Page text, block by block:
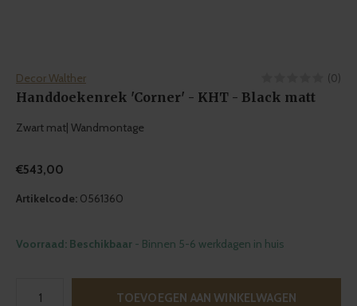
Decor Walther (0)
Handdoekenrek 'Corner' - KHT - Black matt
Zwart mat| Wandmontage
€543,00
Artikelcode: 0561360
Voorraad: Beschikbaar - Binnen 5-6 werkdagen in huis
TOEVOEGEN AAN WINKELWAGEN